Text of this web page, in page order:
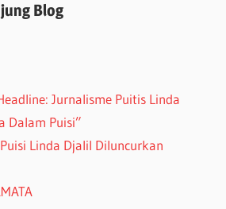
Blog
Jurnalisme Puitis Linda
Dalam Puisi”
Linda Djalil Diluncurkan